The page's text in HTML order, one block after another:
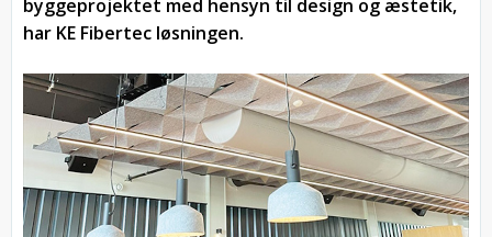
byggeprojektet med hensyn til design og æstetik,
har KE Fibertec løsningen.